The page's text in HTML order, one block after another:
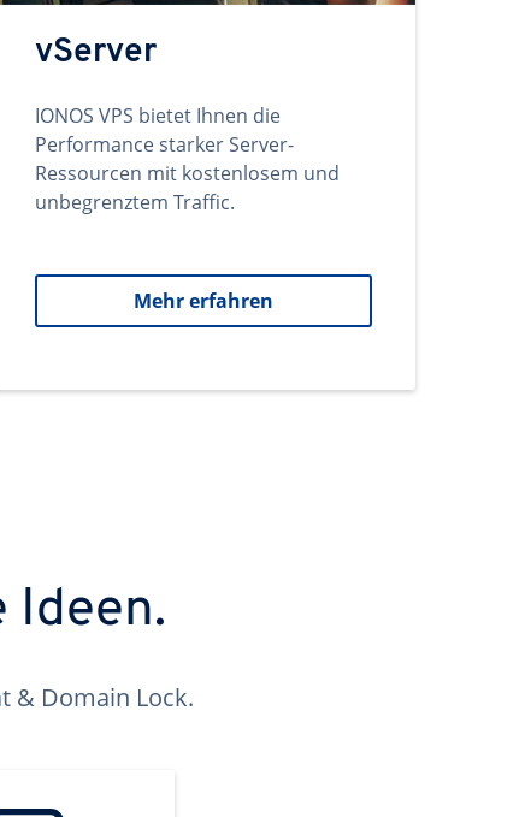
vServer
IONOS VPS bietet Ihnen die
Performance starker Server-
Ressourcen mit kostenlosem und
unbegrenztem Traffic.
Mehr erfahren
Ideen.
& Domain Lock.